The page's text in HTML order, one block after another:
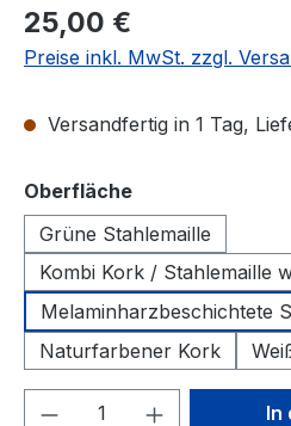
25,00 €
Preise inkl. MwSt. zzgl.
Versandfertig in 1 Tag,
Oberflächeauswählen
Grüne Stahlemaille
Kombi Kork / Stahlemaille
Melaminharzbeschichtete
Naturfarbener Kork
Produkt Anzahl: In